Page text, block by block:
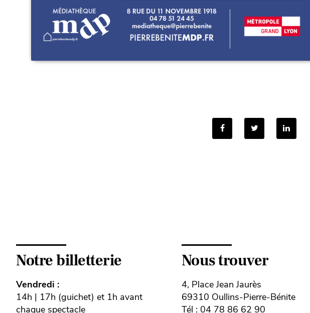
Notre billetterie
Vendredi :
14h | 17h (guichet) et 1h avant
chaque spectacle
Nous trouver
4, Place Jean Jaurès
69310 Oullins-Pierre-Bénite
Tél : 04 78 86 62 90